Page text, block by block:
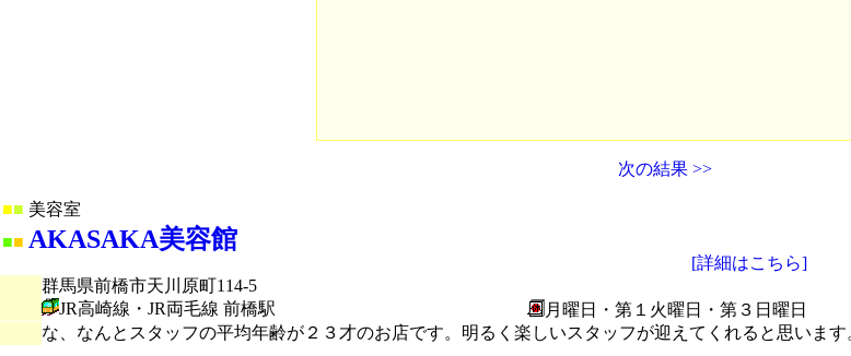
次の結果 >>
■ 美容室
■■ AKASAKA美容館
[詳細はこちら]
群馬県前橋市天川原町114-5
JR高崎線・JR両毛線 前橋駅
月曜日・第１火曜日・第３日曜日
な、なんとスタッフの平均年齢が２３才のお店です。明るく楽しいスタッフが迎えてくれると思います